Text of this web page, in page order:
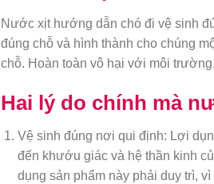
Nước xịt hướng dẫn chó đi vệ sinh
đúng chỗ và hình thành cho chúng
chỗ. Hoàn toàn vô hại với môi
Hai lý do chính mà
Vệ sinh đúng nơi qui định: Lợi
đến khướu giác và hệ thần kinh
dụng sản phẩm này phải duy trì,